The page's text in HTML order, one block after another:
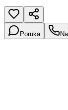
Poruka